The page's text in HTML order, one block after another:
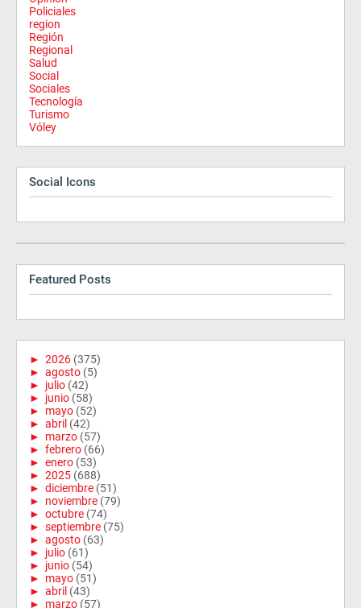
Policiales
region
Región
Regional
Salud
Social
Sociales
Tecnología
Turismo
Vóley
Social Icons
Featured Posts
► 2026 (375)
► agosto (5)
► julio (42)
► junio (58)
► mayo (52)
► abril (42)
► marzo (57)
► febrero (66)
► enero (53)
► 2025 (688)
► diciembre (51)
► noviembre (79)
► octubre (74)
► septiembre (75)
► agosto (63)
► julio (61)
► junio (54)
► mayo (51)
► abril (43)
► marzo (57)